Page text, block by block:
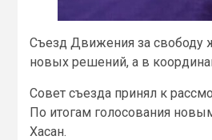
Съезд Движения за свободу
новых решений, а в
Совет съезда принял к
По итогам голосования
Хасан.